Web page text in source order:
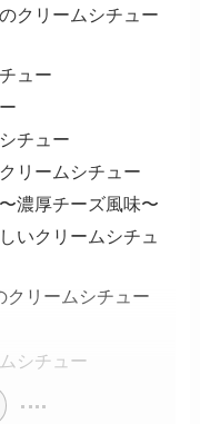
クリームシチュー
ュー
チュー
リームシチュー
濃厚チーズ風味〜
いクリームシチュ
クリームシチュー
シチュー